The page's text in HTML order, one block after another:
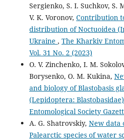
Sergienko, S. I. Suchkov, S.
V. K. Voronov, Contribution
distribution of Noctuoidea
Ukraine , The Kharkiv
Vol. 31 No. 2 (2023)
O. V. Zinchenko, I. M.
Borysenko, O. M. Kukina,
and biology of Blastobasis
(Lepidoptera:
Entomological Society
A. G. Shatrovskiy, New data
Palearctic species of water